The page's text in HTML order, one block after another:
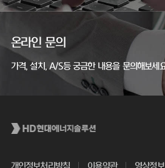
온라인 문의
가격, 설치, A/S등 궁금한 내용을 문의해보세
개인정보처리방침 이용약관 영상정